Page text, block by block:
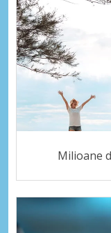
Milioane